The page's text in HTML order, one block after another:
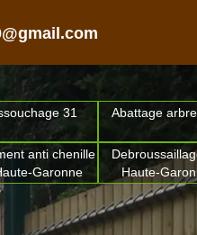
31 Abattage
anti chenille
Garonne
Haute-